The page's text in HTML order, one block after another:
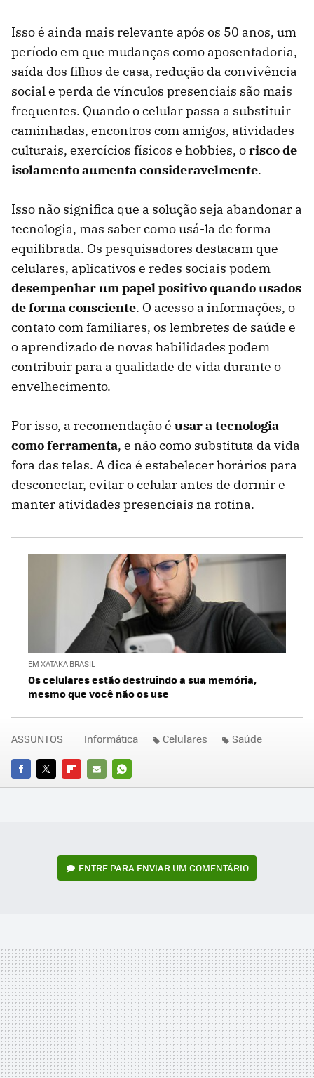
Isso é ainda mais relevante após os 50 anos, um
período em que mudanças como aposentadoria,
saída dos filhos de casa, redução da convivência
social e perda de vínculos presenciais são mais
frequentes. Quando o celular passa a substituir
caminhadas, encontros com amigos, atividades
culturais, exercícios físicos e hobbies, orisco de
isolamento aumenta consideravelmente.
Isso não significa que a solução seja abandonar a
tecnologia, mas saber como usá-la de forma
equilibrada. Os pesquisadores destacam que
celulares, aplicativos e redes sociais podem
desempenhar um papel positivo quando usados
de forma consciente. O acesso a informações, o
contato com familiares, os lembretes de saúde e
o aprendizado de novas habilidades podem
contribuir para a qualidade de vida durante o
envelhecimento.
Por isso, a recomendação é usar a tecnologia
como ferramenta, e não como substituta da vida
fora das telas. A dica é estabelecer horários para
desconectar, evitar o celular antes de dormir e
manter atividades presenciais na rotina.
EM XATAKA BRASIL
Os celulares estão destruindo a sua memória,
mesmo que você não os use
FACEBOOK
TWITTERFLIPBOARD
E-
WHATSAPP
ASSUNTOS Informática Celulares Saúde
ENTRE PARA ENVIAR UM COMENTÁRIO